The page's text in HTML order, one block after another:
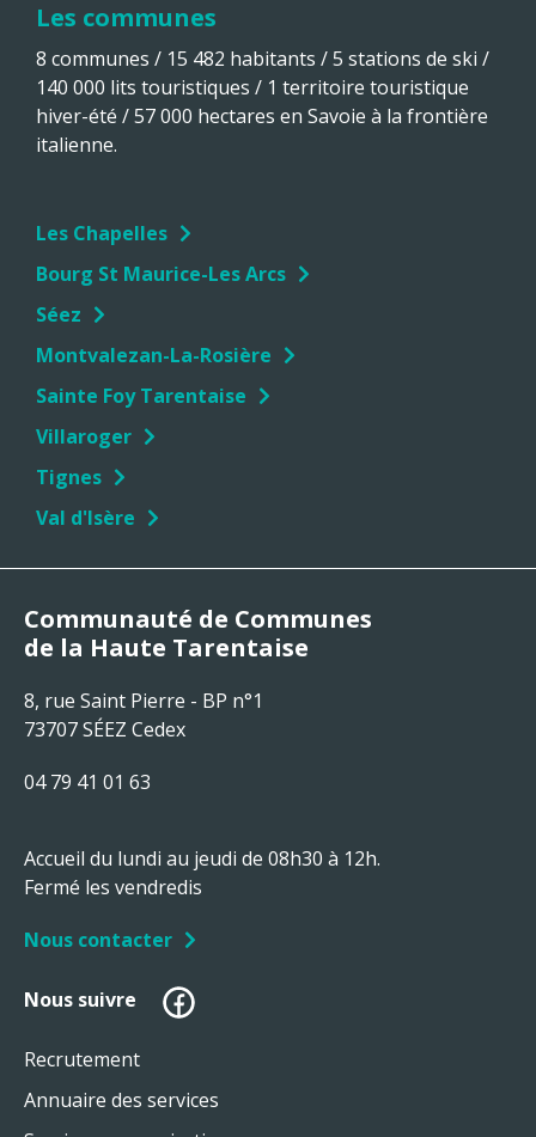
Les communes
8 communes / 15 482 habitants / 5 stations de ski /
140 000 lits touristiques / 1 territoire touristique
hiver-été / 57 000 hectares en Savoie à la frontière
italienne.
Les Chapelles
Bourg St Maurice-Les Arcs
Séez
Montvalezan-La-Rosière
Sainte Foy Tarentaise
Villaroger
Tignes
Val d'Isère
Communauté de Communes
de la Haute Tarentaise
8, rue Saint Pierre - BP n°1
73707 SÉEZ Cedex
04 79 41 01 63
Accueil du lundi au jeudi de 08h30 à 12h.
Fermé les vendredis
Nous contacter
Nous suivre
Recrutement
Annuaire des services